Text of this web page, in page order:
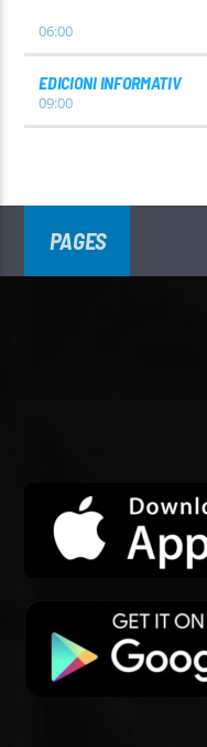
06:00
EDICIONI INFORMATIV
09:00
PAGES